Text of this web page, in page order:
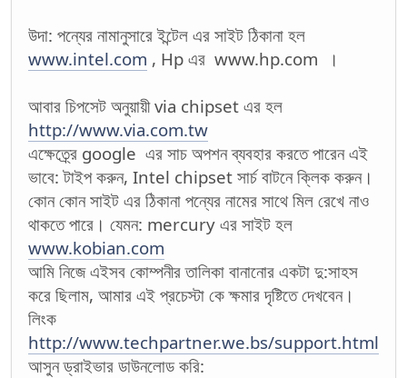
উদা: পন্যের নামানুসারে ইন্টেল এর সাইট ঠিকানা হল
www.intel.com , Hp এর www.hp.com ।
আবার চিপসেট অনুয়ায়ী via chipset এর হল
http://www.via.com.tw
এক্ষেত্র্রে google এর সাচ অপশন ব্যবহার করতে পারেন এই
ভাবে: টাইপ করুন, Intel chipset সার্চ বাটনে ক্লিক করুন।
কোন কোন সাইট এর ঠিকানা পন্যের নামের সাথে মিল রেখে নাও
থাকতে পারে। যেমন: mercury এর সাইট হল
www.kobian.com
আমি নিজে এইসব কোম্পনীর তালিকা বানানোর একটা দু:সাহস
করে ছিলাম, আমার এই প্রচেস্টা কে ক্ষমার দৃষ্টিতে দেখবেন।
লিংক
http://www.techpartner.we.bs/support.html
আসুন ড্রাইভার ডাউনলোড করি: